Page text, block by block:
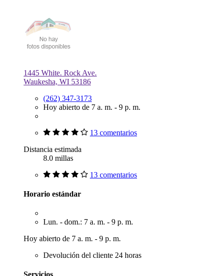
1445 White. Rock Ave.
Waukesha, WI 53186
(262) 347-3173
Hoy abierto de 7 a. m. - 9 p. m.
13 comentarios
Distancia estimada
8.0 millas
13 comentarios
Horario estándar
Lun. - dom.: 7 a. m. - 9 p. m.
Hoy abierto de 7 a. m. - 9 p. m.
Devolución del cliente 24 horas